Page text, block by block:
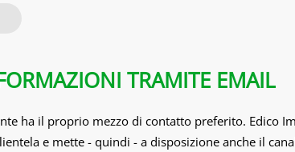
TRAMITE EMAIL
ha il proprio mezzo di contatto preferito. Edico
e mette - quindi - a disposizione anche il